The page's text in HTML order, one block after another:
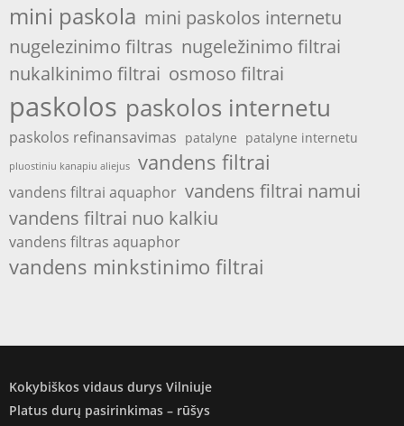
mini paskola mini paskolos internetu
nugelezinimo filtras nugeležinimo filtrai
nukalkinimo filtrai osmoso filtrai
paskolos paskolos internetu
paskolos refinansavimas patalyne patalyne internetu
pluostiniu kanapiu aliejus vandens filtrai
vandens filtrai aquaphor vandens filtrai namui
vandens filtrai nuo kalkiu
vandens filtras aquaphor
vandens minkstinimo filtrai
Kokybiškos vidaus durys Vilniuje
Platus durų pasirinkimas – rūšys